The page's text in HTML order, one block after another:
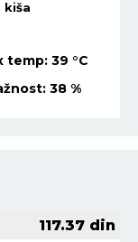
kiša
temp: 39 °C
38 %
117.37 din